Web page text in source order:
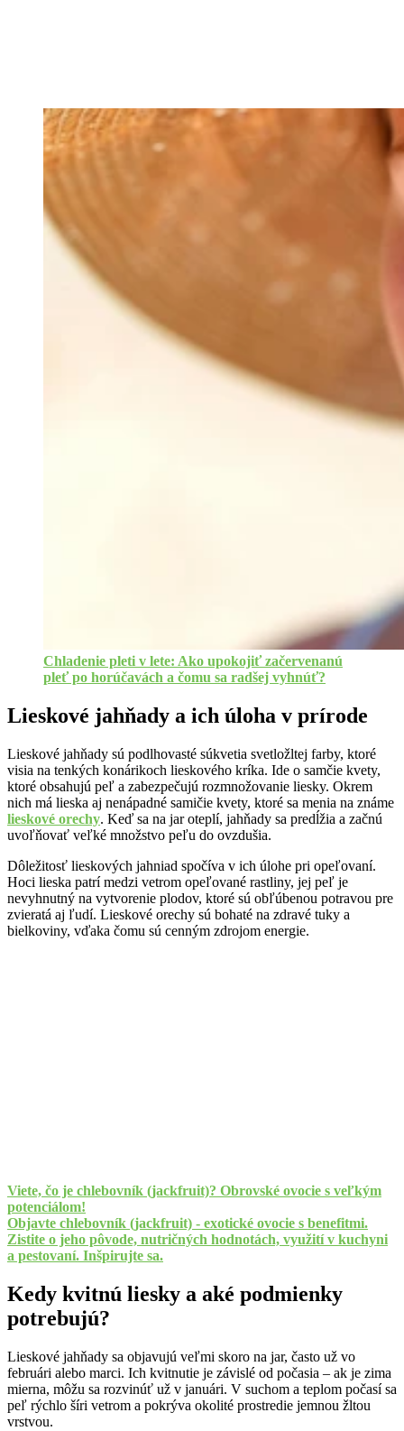
Chladenie pleti v lete: Ako upokojiť začervenanú
pleť po horúčavách a čomu sa radšej vyhnúť?
Lieskové jahňady a ich úloha v prírode
Lieskové jahňady sú podlhovasté súkvetia svetložltej farby, ktoré
visia na tenkých konárikoch lieskového kríka. Ide o samčie kvety,
ktoré obsahujú peľ a zabezpečujú rozmnožovanie liesky. Okrem
nich má lieska aj nenápadné samičie kvety, ktoré sa menia na známe
lieskové orechy. Keď sa na jar oteplí, jahňady sa predĺžia a začnú
uvoľňovať veľké množstvo peľu do ovzdušia.
Dôležitosť lieskových jahniad spočíva v ich úlohe pri opeľovaní.
Hoci lieska patrí medzi vetrom opeľované rastliny, jej peľ je
nevyhnutný na vytvorenie plodov, ktoré sú obľúbenou potravou pre
zvieratá aj ľudí. Lieskové orechy sú bohaté na zdravé tuky a
bielkoviny, vďaka čomu sú cenným zdrojom energie.
Viete, čo je chlebovník (jackfruit)? Obrovské ovocie s veľkým
potenciálom!
Objavte chlebovník (jackfruit) - exotické ovocie s benefitmi.
Zistite o jeho pôvode, nutričných hodnotách, využití v kuchyni
a pestovaní. Inšpirujte sa.
Kedy kvitnú liesky a aké podmienky
potrebujú?
Lieskové jahňady sa objavujú veľmi skoro na jar, často už vo
februári alebo marci. Ich kvitnutie je závislé od počasia – ak je zima
mierna, môžu sa rozvinúť už v januári. V suchom a teplom počasí sa
peľ rýchlo šíri vetrom a pokrýva okolité prostredie jemnou žltou
vrstvou.